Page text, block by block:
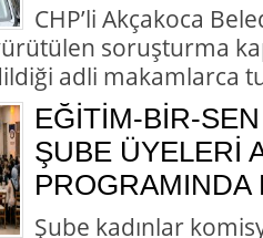
CHP’li Akçakoca
soruşturma
adli makamlarca
EĞİTİM-BİR-
ŞUBE ÜYELERİ
PROGRAMINDA
Şube kadınlar